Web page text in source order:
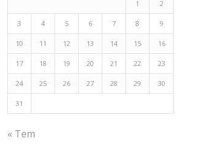
1 2
3 4 5 6 7 8 9
10 11 12 13 14 15 16
17 18 19 20 21 22 23
24 25 26 27 28 29 30
31
« Tem